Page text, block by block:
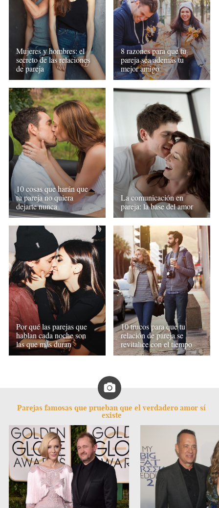
Mujeres y hombres: el
secreto de las relaciones
de pareja
8 razones para que tu
pareja sea además tu
mejor amigo
10 cosas que harán que
tu pareja no quiera
dejarte nunca
La comunicación en
pareja: la base del amor
Por qué las parejas que
hablan cada noche son
las que más duran
10 trucos para que tu
relación de pareja se
revitalice con el tiempo
Parejas famosas que prueban que el verdadero amor sí
existe